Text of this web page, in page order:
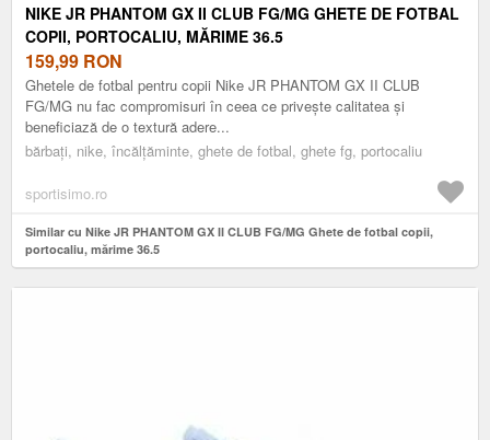
NIKE JR PHANTOM GX II CLUB FG/MG GHETE DE FOTBAL
COPII, PORTOCALIU, MĂRIME 36.5
159,99 RON
Ghetele de fotbal pentru copii Nike JR PHANTOM GX II CLUB
FG/MG nu fac compromisuri în ceea ce privește calitatea și
beneficiază de o textură adere...
bărbați, nike, încălțăminte, ghete de fotbal, ghete fg, portocaliu
sportisimo.ro
Similar cu Nike JR PHANTOM GX II CLUB FG/MG Ghete de fotbal copii,
portocaliu, mărime 36.5